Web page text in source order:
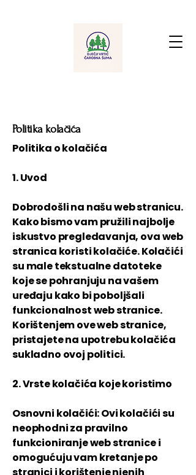
Politika kolačića
Politika o kolačića
1. Uvod
Dobrodošli na našu web stranicu.
Kako bismo vam pružili najbolje
iskustvo pregledavanja, ova web
stranica koristi kolačiće. Kolačići
su male tekstualne datoteke
koje se pohranjuju na vašem
uređaju kako bi poboljšali
funkcionalnost web stranice.
Korištenjem ove web stranice,
pristajete na upotrebu kolačića
sukladno ovoj politici.
2. Vrste kolačića koje koristimo
Osnovni kolačići: Ovi kolačići su
neophodni za pravilno
funkcioniranje web stranice i
omogućuju vam kretanje po